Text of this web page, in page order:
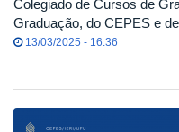
Colegiado de Cursos de
Graduação, do CEPES e
13/03/2025 - 16:36